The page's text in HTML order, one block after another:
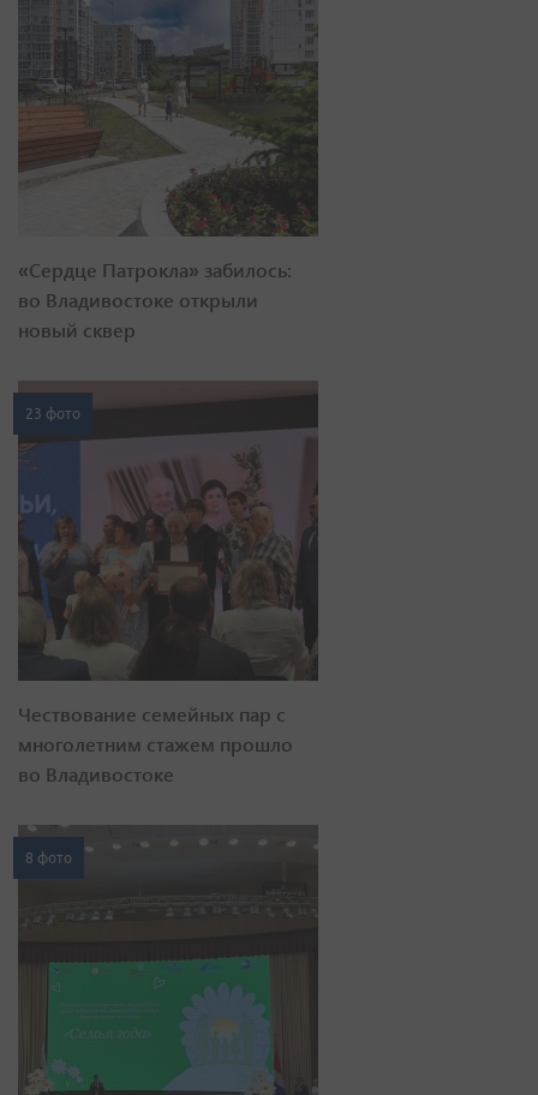
«Сердце Патрокла» забилось:
во Владивостоке открыли
новый сквер
23 фото
Чествование семейных пар с
многолетним стажем прошло
во Владивостоке
8 фото